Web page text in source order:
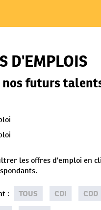
D'EMPLOIS
nos futurs
les offres d'emploi en
: TOUS CDI CDD